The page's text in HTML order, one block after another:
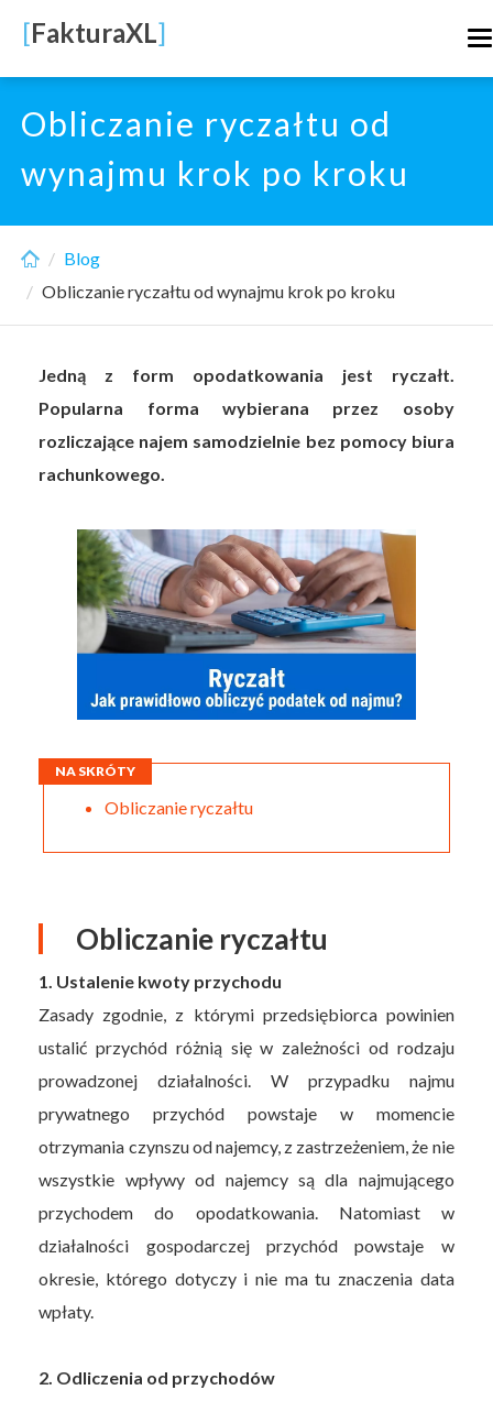
main
content
[FakturaXL]
Obliczanie ryczałtu od
wynajmu krok po kroku
Blog
Obliczanie ryczałtu od wynajmu krok po kroku
Jedną z form opodatkowania jest ryczałt.
Popularna forma wybierana przez osoby
rozliczające najem samodzielnie bez pomocy biura
rachunkowego.
NA SKRÓTY
Obliczanie ryczałtu
Obliczanie ryczałtu
1. Ustalenie kwoty przychodu
Zasady zgodnie, z którymi przedsiębiorca powinien
ustalić przychód różnią się w zależności od rodzaju
prowadzonej działalności. W przypadku najmu
prywatnego przychód powstaje w momencie
otrzymania czynszu od najemcy, z zastrzeżeniem, że nie
wszystkie wpływy od najemcy są dla najmującego
przychodem do opodatkowania. Natomiast w
działalności gospodarczej przychód powstaje w
okresie, którego dotyczy i nie ma tu znaczenia data
wpłaty.
2. Odliczenia od przychodów